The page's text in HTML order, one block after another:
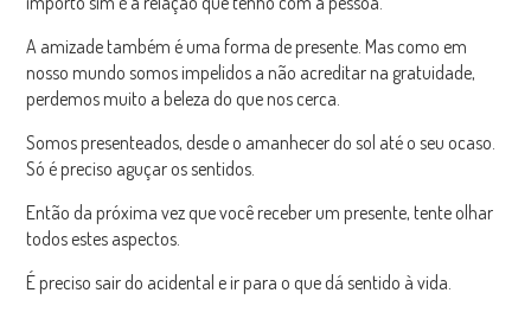
A amizade também é uma forma de presente. Mas como em
nosso mundo somos impelidos a não acreditar na gratuidade,
perdemos muito a beleza do que nos cerca.
Somos presenteados, desde o amanhecer do sol até o seu ocaso.
Só é preciso aguçar os sentidos.
Então da próxima vez que você receber um presente, tente olhar
todos estes aspectos.
É preciso sair do acidental e ir para o que dá sentido à vida.